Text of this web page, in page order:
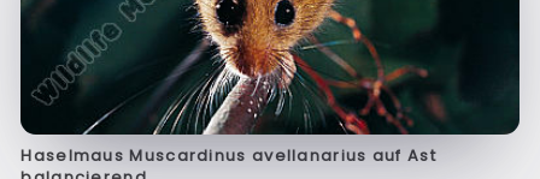
Haselmaus Muscardinus avellanarius auf Ast